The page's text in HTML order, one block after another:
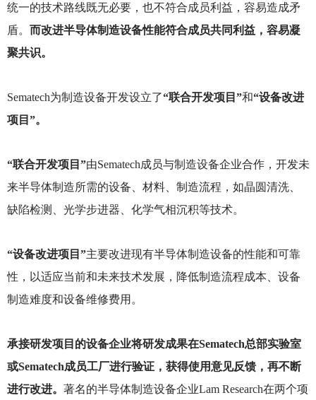
统一的技术路线既无必要，也不符合成员利益，容易造成矛
盾。 而改进半导体制造设备性能符合成员共同利益，容易凝
聚共识。
Sematech为制造设备开发设立了“联合开发项目”和“设备改进
项目”。
“联合开发项目”由Sematech成员与制造设备企业合作，开发未
来半导体制造所需的设备、材料、制造流程，如晶圆清洗、
缺陷检测、光学步进器、化学气相沉积等技术。
“设备改进项目”主要改进现有半导体制造设备的性能和可靠
性，以适应当前和未来技术发展，降低制造流程成本、设备
制造难度和设备维修费用。
承接研发项目的设备企业将研发成果在Sematech总部实验室
或Sematech成员工厂进行验证，获得使用意见反馈，再不断
进行改进。 著名的半导体制造设备企业Lam Research在两个项